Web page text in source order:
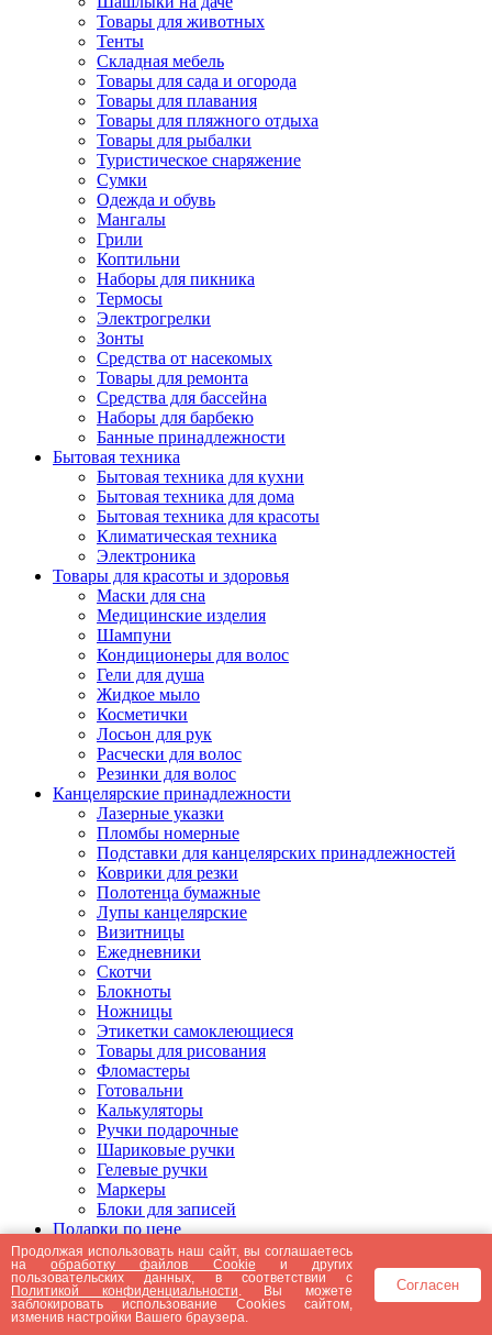
Товары для животных
Тенты
Складная мебель
Товары для сада и огорода
Товары для плавания
Товары для пляжного отдыха
Товары для рыбалки
Туристическое снаряжение
Сумки
Одежда и обувь
Мангалы
Грили
Коптильни
Наборы для пикника
Термосы
Электрогрелки
Зонты
Средства от насекомых
Товары для ремонта
Средства для бассейна
Наборы для барбекю
Банные принадлежности
Бытовая техника
Бытовая техника для кухни
Бытовая техника для дома
Бытовая техника для красоты
Климатическая техника
Электроника
Товары для красоты и здоровья
Маски для сна
Медицинские изделия
Шампуни
Кондиционеры для волос
Гели для душа
Жидкое мыло
Косметички
Лосьон для рук
Расчески для волос
Резинки для волос
Канцелярские принадлежности
Лазерные указки
Пломбы номерные
Подставки для канцелярских принадлежностей
Коврики для резки
Полотенца бумажные
Лупы канцелярские
Визитницы
Ежедневники
Скотчи
Блокноты
Ножницы
Этикетки самоклеющиеся
Товары для рисования
Фломастеры
Готовальни
Калькуляторы
Ручки подарочные
Шариковые ручки
Гелевые ручки
Маркеры
Блоки для записей
Подарки по цене
Подарки от 5000 рублей
Подарки до 5000 рублей
Подарки до 3000 рублей
Подарки до 2000 рублей
Подарки до 1000 рублей
Продолжая использовать наш сайт, вы соглашаетесь
наобработку файлов Cookie и других
пользовательских данных, в соответствии с
Политикой конфиденциальности . Вы можете
заблокировать использование Cookies сайтом,
изменив настройки Вашего браузера.
Согласен